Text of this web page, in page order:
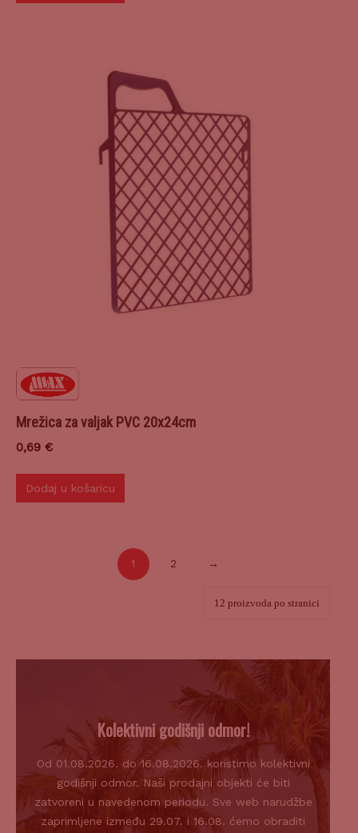
Mrežica za valjak PVC 20x24cm
0,69 €
Dodaj u košaricu
1 2 →
Kolektivni godišnji odmor!
Od 01.08.2026. do 16.08.2026. koristimo kolektivni
godišnji odmor. Naši prodajni objekti će biti
zatvoreni u navedenom periodu. Sve web narudžbe
zaprimljene između 29.07. i 16.08. ćemo obraditi